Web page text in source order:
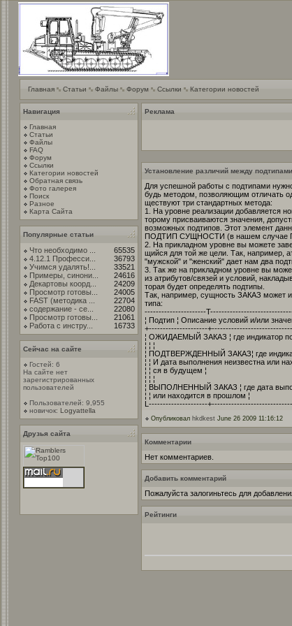
Главная Статьи Файлы Форум Ссылки Категории новостей
Навигация
Главная
Статьи
Файлы
FAQ
Форум
Ссылки
Категории новостей
Обратная связь
Фото галерея
Поиск
Разное
Карта Сайта
Популярные статьи
Что необходимо ...
65535
4.12.1 Професси...
36793
Учимся удалять!...
33521
Примеры, синони...
24616
Декартовы коорд...
24209
Просмотр готовы...
24005
FAST (методика ...
22704
содержание - се...
22080
Просмотр готовы...
21061
Работа с инстру...
16733
Сейчас на сайте
Гостей: 6
На сайте нет
зарегистрированных
пользователей
Пользователей: 9,955
новичок: Logyattella
Друзья сайта
Реклама
Установление различий между подтипами
Для успешной работы с подтипами
будь методом, позволяющим отличать
ществуют три стандартных метода:
1. На уровне реализации добавляется
торому присваиваются значения,
возможных подтипов. Этот элемент
ПОДТИП СУЩНОСТИ (в нашем случае
2. На прикладном уровне вы можете
щийся для той же цели. Так, например,
"мужской" и "женский" дает нам два
3. Так же на прикладном уровне вы
из атрибутов/связей и условий,
торая будет определять подтипы.
Так, например, сущность ЗАКАЗ может
типа:
----------------------
¦ Подтип ¦ Описание условий и/или
+---------------------
¦ ОЖИДАЕМЫЙ ЗАКАЗ ¦ где индикатор
¦ ¦ ¦
¦ ПОДТВЕРЖДЕННЫЙ ЗАКАЗ¦ где
¦ ¦ И дата выполнения неизвестна или
¦ ¦ ся в будущем ¦
¦ ¦ ¦
¦ ВЫПОЛНЕННЫЙ ЗАКАЗ ¦ где дата
¦ ¦ или находится в прошлом ¦
L---------------------
Опубликовал hkdkest June 26 2009 11:16:12
Комментарии
Нет комментариев.
Добавить комментарий
Пожалуйста залогиньтесь для
Рейтинги